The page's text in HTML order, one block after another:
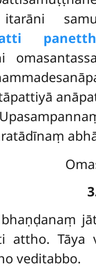
attho. Tāya
veditabbo.